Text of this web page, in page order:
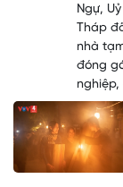
Ngự,
Tháp
nhà
đóng
nghiệp,